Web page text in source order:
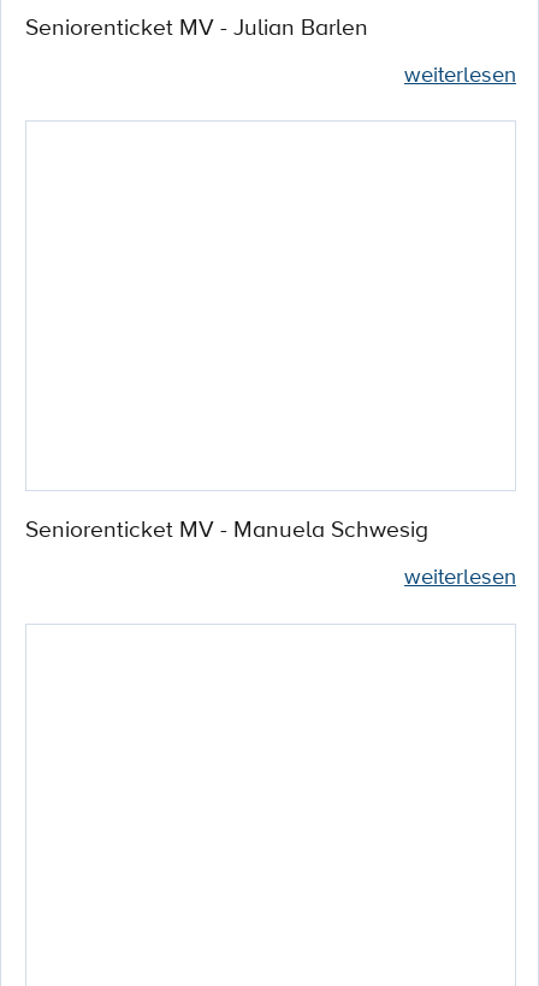
Seniorenticket MV - Julian Barlen
weiterlesen
Seniorenticket MV - Manuela Schwesig
weiterlesen